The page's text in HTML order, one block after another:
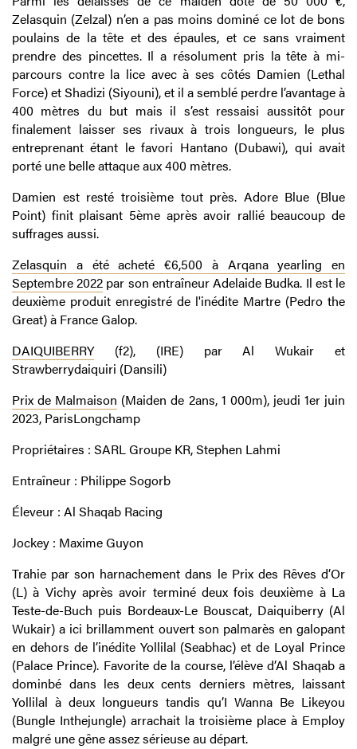
Zelasquin (Zelzal) n’en a pas moins dominé ce lot de bons
poulains de la tête et des épaules, et ce sans vraiment
prendre des pincettes. Il a résolument pris la tête à mi-
parcours contre la lice avec à ses côtés Damien (Lethal
Force) et Shadizi (Siyouni), et il a semblé perdre l’avantage à
400 mètres du but mais il s’est ressaisi aussitôt pour
finalement laisser ses rivaux à trois longueurs, le plus
entreprenant étant le favori Hantano (Dubawi), qui avait
porté une belle attaque aux 400 mètres.
Damien est resté troisième tout près. Adore Blue (Blue
Point) finit plaisant 5ème après avoir rallié beaucoup de
suffrages aussi.
Zelasquin a été acheté €6,500 à Arqana yearling en
Septembre 2022 par son entraîneur Adelaide Budka. Il est le
deuxième produit enregistré de l'inédite Martre (Pedro the
Great) à France Galop.
DAIQUIBERRY(f2), (IRE) par Al Wukair et
Strawberrydaiquiri (Dansili)
Prix de Malmaison (Maiden de 2ans, 1 000m), jeudi 1er juin
2023, ParisLongchamp
Propriétaires : SARL Groupe KR, Stephen Lahmi
Entraîneur : Philippe Sogorb
Éleveur : Al Shaqab Racing
Jockey : Maxime Guyon
Trahie par son harnachement dans le Prix des Rêves d’Or
(L) à Vichy après avoir terminé deux fois deuxième à La
Teste-de-Buch puis Bordeaux-Le Bouscat, Daiquiberry (Al
Wukair) a ici brillamment ouvert son palmarès en galopant
en dehors de l’inédite Yollilal (Seabhac) et de Loyal Prince
(Palace Prince). Favorite de la course, l’élève d’Al Shaqab a
dominbé dans les deux cents derniers mètres, laissant
Yollilal à deux longueurs tandis qu’I Wanna Be Likeyou
(Bungle Inthejungle) arrachait la troisième place à Employ
malgré une gêne assez sérieuse au départ.